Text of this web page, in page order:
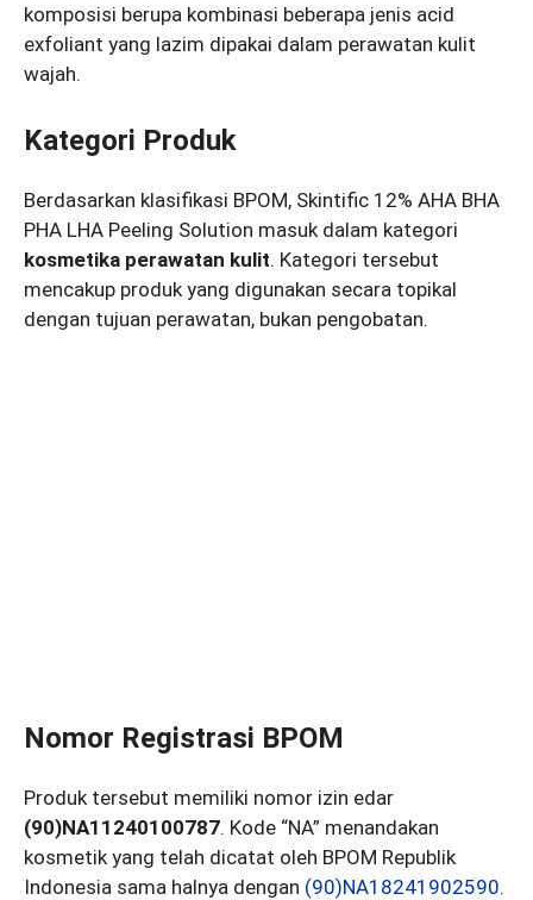
komposisi berupa kombinasi beberapa jenis acid
exfoliant yang lazim dipakai dalam perawatan kulit
wajah.
Kategori Produk
Berdasarkan klasifikasi BPOM, Skintific 12% AHA BHA
PHA LHA Peeling Solution masuk dalam kategori
kosmetika perawatan kulit. Kategori tersebut
mencakup produk yang digunakan secara topikal
dengan tujuan perawatan, bukan pengobatan.
Nomor Registrasi BPOM
Produk tersebut memiliki nomor izin edar
(90)NA11240100787. Kode “NA” menandakan
kosmetik yang telah dicatat oleh BPOM Republik
Indonesia sama halnya dengan (90)NA18241902590.